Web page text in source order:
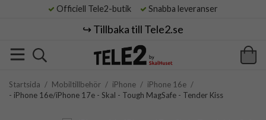
Officiell Tele2-butik Snabba leveranser
↪️ Tillbaka till Tele2.se
Startsida / Mobiltillbehör / iPhone / iPhone 16e /
- iPhone 16e/iPhone 17e - Skal - Tough MagSafe - Tender Kiss